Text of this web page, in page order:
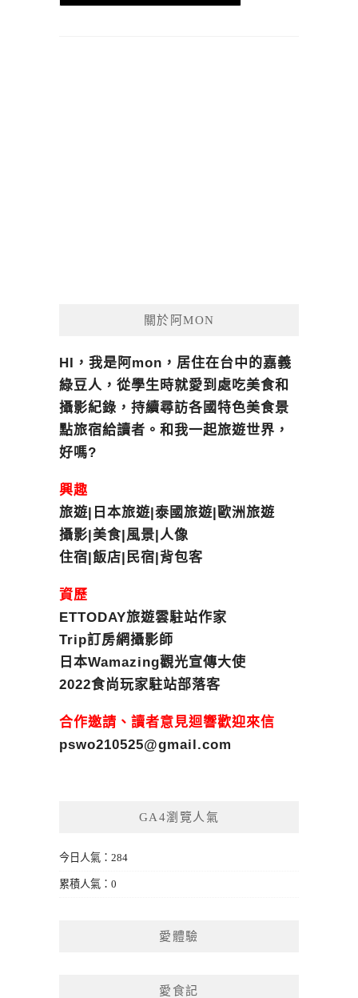
關於阿MON
HI，我是阿mon，居住在台中的嘉義
綠豆人，從學生時就愛到處吃美食和
攝影紀錄，持續尋訪各國特色美食景
點旅宿給讀者。和我一起旅遊世界，
好嗎?
興趣
旅遊|日本旅遊|泰國旅遊|歐洲旅遊
攝影|美食|風景|人像
住宿|飯店|民宿|背包客
資歷
ETTODAY旅遊雲駐站作家
Trip訂房網攝影師
日本Wamazing觀光宣傳大使
2022食尚玩家駐站部落客
合作邀請、讀者意見迴響歡迎來信
pswo210525@gmail.com
GA4瀏覽人氣
今日人氣：284
累積人氣：0
愛體驗
愛食記